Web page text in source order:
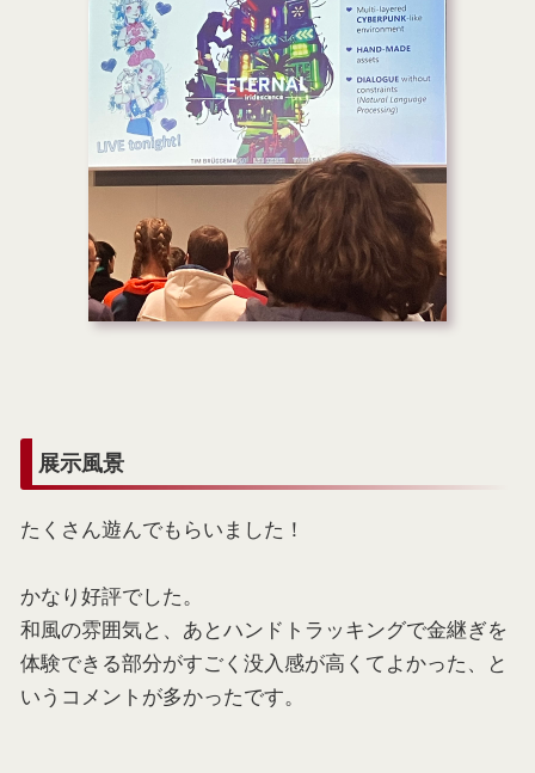
展示風景
たくさん遊んでもらいました！
かなり好評でした。
和風の雰囲気と、あとハンドトラッキングで金継ぎを
体験できる部分がすごく没入感が高くてよかった、と
いうコメントが多かったです。